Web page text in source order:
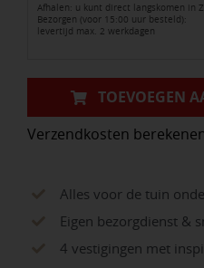
m
met
tbv
aantal
Afhalen: u kunt direct langskomen in
Bezorgen (voor 15:00 uur besteld):
levertijd max. 2 werkdagen
TOEVOEGEN
Verzendkosten
Alles voor de tuin
Eigen bezorgdienst &
4 vestigingen met